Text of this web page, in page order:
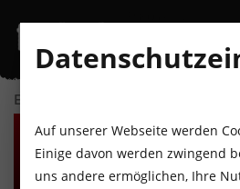
EVENTKALENDER
FR
7
AUGUST
SA
8
AUGUST
SO
9
AUGUST
Auf unserer Webseite werden
Einige davon werden zwingend
uns andere ermöglichen, Ihre